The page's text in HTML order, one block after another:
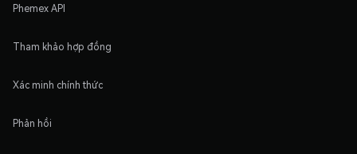
Phemex API
Tham khảo hợp đồng
Xác minh chính thức
Phản hồi